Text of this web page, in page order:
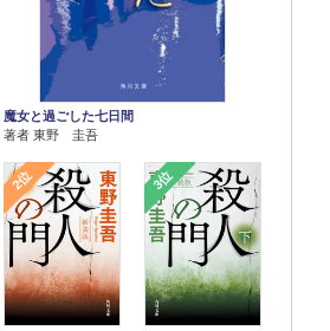
魔女と過ごした七日間
著者 東野 圭吾
2位 3位